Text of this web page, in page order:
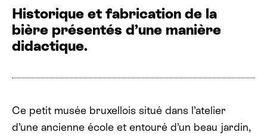
Historique et fabrication de la
bière présentés d’une manière
didactique.
Ce petit musée bruxellois situé dans l’atelier
d’une ancienne école et entouré d’un beau jardin,